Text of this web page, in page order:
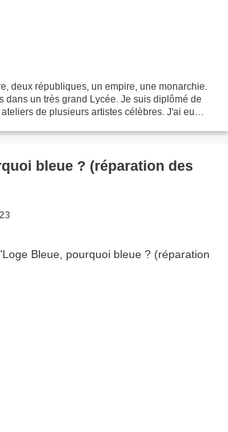
deux républiques, un empire, une monarchie.
dans un très grand Lycée. Je suis diplômé de
de plusieurs artistes célèbres. J'ai eu
bleue ? (réparation des